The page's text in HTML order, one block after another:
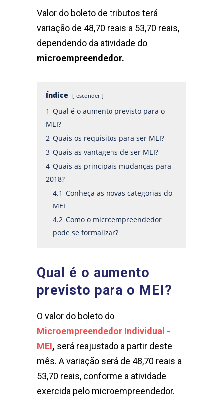
Valor do boleto de tributos terá
variação de 48,70 reais a 53,70 reais,
dependendo da atividade do
microempreendedor.
Índice esconder
1 Qual é o aumento previsto para o
MEI?
2 Quais os requisitos para ser MEI?
3 Quais as vantagens de ser MEI?
4 Quais as principais mudanças para
2018?
4.1 Conheça as novas categorias do
MEI
4.2 Como o microempreendedor
pode se formalizar?
Qual é o aumento
previsto para o MEI?
O valor do boleto do
Microempreendedor Individual -
MEI, será reajustado a partir deste
mês. A variação será de 48,70 reais a
53,70 reais, conforme a atividade
exercida pelo microempreendedor.